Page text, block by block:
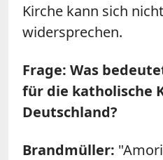
Kirche kann sich
widersprechen.
Frage: Was
für die katholische
Deutschland?
Brandmüller: